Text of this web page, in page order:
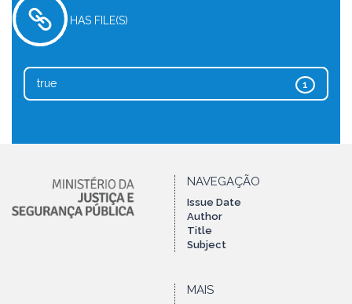
HAS FILE(S)
1
true
NAVEGAÇÃO
Issue Date
Author
Title
Subject
MAIS